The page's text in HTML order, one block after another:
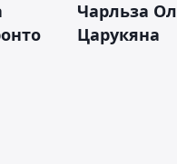
Чарльза
Царукяна